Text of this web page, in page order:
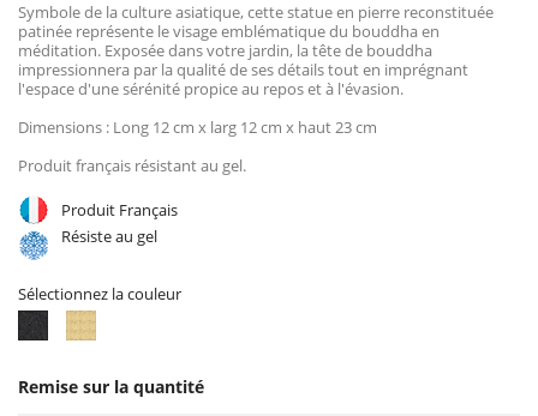
Symbole de la culture asiatique, cette statue en pierre reconstituée
patinée représente le visage emblématique du bouddha en
méditation. Exposée dans votre jardin, la tête de bouddha
impressionnera par la qualité de ses détails tout en imprégnant
l'espace d'une sérénité propice au repos et à l'évasion.
Dimensions : Long 12 cm x larg 12 cm x haut 23 cm
Produit français résistant au gel.
Produit Français
Résiste au gel
Sélectionnez la couleur
ciré
vieilli
Remise sur la quantité